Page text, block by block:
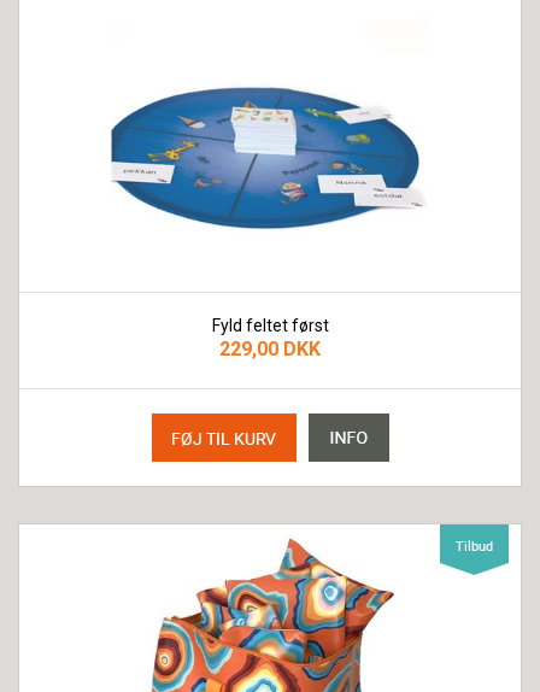
Fyld feltet først
229,00 DKK